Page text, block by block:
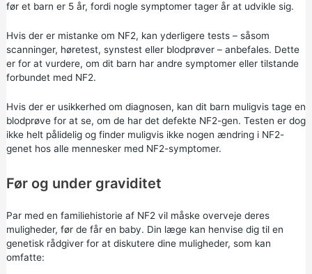
før et barn er 5 år, fordi nogle symptomer tager år at udvikle sig.
Hvis der er mistanke om NF2, kan yderligere tests – såsom
scanninger, høretest, synstest eller blodprøver – anbefales. Dette
er for at vurdere, om dit barn har andre symptomer eller tilstande
forbundet med NF2.
Hvis der er usikkerhed om diagnosen, kan dit barn muligvis tage en
blodprøve for at se, om de har det defekte NF2-gen. Testen er dog
ikke helt pålidelig og finder muligvis ikke nogen ændring i NF2-
genet hos alle mennesker med NF2-symptomer.
Før og under graviditet
Par med en familiehistorie af NF2 vil måske overveje deres
muligheder, før de får en baby. Din læge kan henvise dig til en
genetisk rådgiver forat diskutere dine muligheder, som kan
omfatte: